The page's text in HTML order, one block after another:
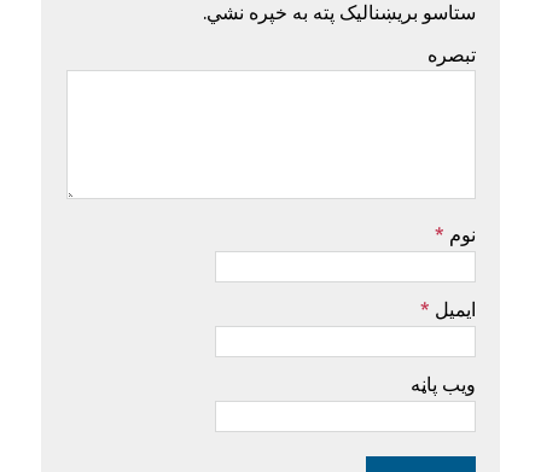
ستاسو بریښنالیک پته به خپره نشي.
تبصره
نوم *
ایمیل *
ویب پاڼه